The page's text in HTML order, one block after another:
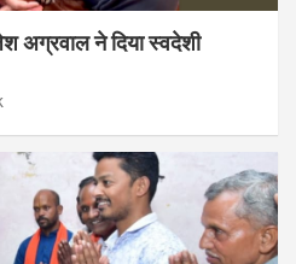
अग्रवाल ने दिया स्वदेशी